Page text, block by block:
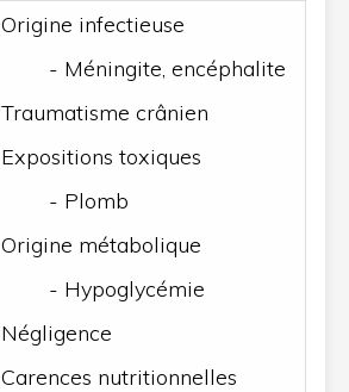
Origine infectieuse
- Méningite, encéphalite
Traumatisme crânien
Expositions toxiques
- Plomb
Origine métabolique
- Hypoglycémie
Négligence
Carences nutritionnelles